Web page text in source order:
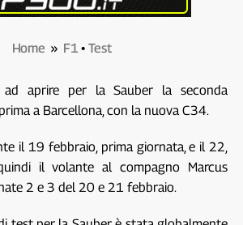
Home » F1• Test
ad aprire per la Sauber la seconda
a Barcellona, con la nuova C34.
il 19 febbraio, prima giornata, e il 22,
il volante al compagno Marcus
2 e 3 del 20 e 21 febbraio.